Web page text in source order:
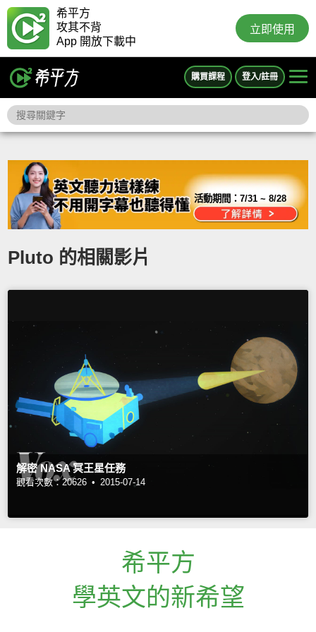
希平方
攻其不背
App 開放下載中
立即使用
購買課程 登入/註冊
活動期間：7/31 ~ 8/28
Pluto 的相關影片
解密 NASA 冥王星任務
觀看次數：20626 • 2015-07-14
希平方
學英文的新希望